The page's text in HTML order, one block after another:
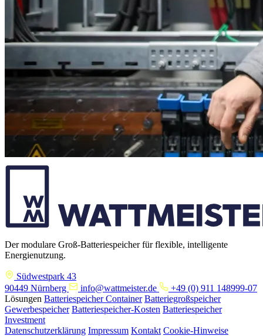
Der modulare Groß-Batteriespeicher für flexible, intelligente
Energienutzung.
Südwestpark 43
90449 Nürnberg
info@wattmeister.de
+49 (0) 911 148999-07
Lösungen Batteriespeicher Container Batteriegroßspeicher
Gewerbespeicher Batteriespeicher-Kosten Batteriespeicher
Investment
Datenschutzerklärung Impressum Kontakt Cookie-Hinweise